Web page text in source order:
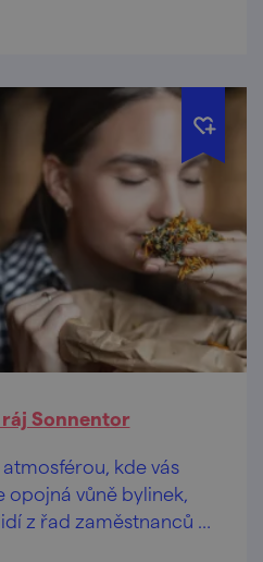
Sonnentor
kde vás
opojná vůně bylinek,
z řad zaměstnanců i